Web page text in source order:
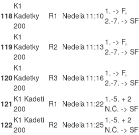
118
K1
Kadetky
200
R1 Nedeľa11:10 1. -> F,
2.-7. -> SF
119
K1
Kadetky
200
R2 Nedeľa11:13 1. -> F,
2.-7. -> SF
120
K1
Kadetky
200
R3 Nedeľa11:16 1. -> F,
2.-7. -> SF
121 K1 Kadeti
200
R1 Nedeľa11:22 1.-5. + 2
N.Č. -> SF
122K1 Kadeti
200
R2 Nedeľa11:251.-5. + 2
N.Č. -> SF